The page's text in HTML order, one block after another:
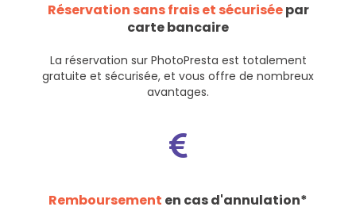
Réservation sans frais et sécuriséepar
carte bancaire
La réservation sur PhotoPresta est totalement
gratuite et sécurisée, et vous offre de nombreux
avantages.
Remboursement en cas d'annulation*